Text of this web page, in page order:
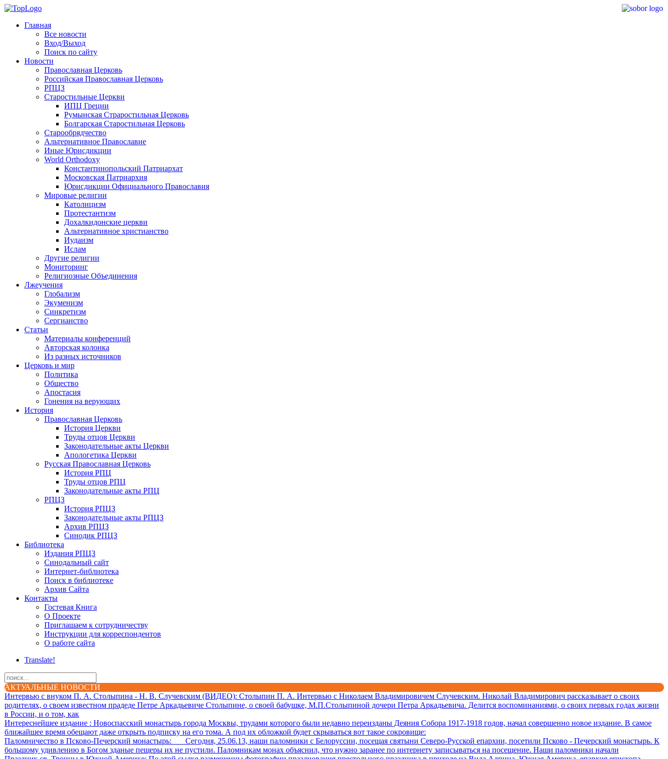
Главная
Все новости
Вход/Выход
Поиск по сайту
Новости
Православная Церковь
Российская Православная Церковь
РПЦЗ
Старостильные Церкви
ИПЦ Греции
Румынская Страростильная Церковь
Болгарская Старостильная Церковь
Старообрядчество
Альтернативное Православие
Иные Юрисдикции
World Orthodoxy
Константинопольский Патриархат
Московская Патриархия
Юрисдикции Официального Православия
Мировые религии
Католицизм
Протестантизм
Дохалкидонские церкви
Альтернативное христианство
Иудаизм
Ислам
Другие религии
Мониторинг
Религиозные Объединения
Лжеучения
Глобализм
Экуменизм
Синкретизм
Сергианство
Статьи
Материалы конференций
Авторская колонка
Из разных источников
Церковь и мир
Политика
Общество
Апостасия
Гонения на верующих
История
Православная Церковь
История Церкви
Труды отцов Церкви
Законодательные акты Церкви
Апологетика Церкви
Русская Православная Церковь
История РПЦ
Труды отцов РПЦ
Законодательные акты РПЦ
РПЦЗ
История РПЦЗ
Законодательные акты РПЦЗ
Архив РПЦЗ
Синодик РПЦЗ
Библиотека
Издания РПЦЗ
Синодальный сайт
Интернет-библиотека
Поиск в библиотеке
Архив Сайта
Контакты
Гостевая Книга
О Проекте
Приглашаем к сотрудничеству
Инструкции для корреспондентов
О работе сайта
Translate!
АКТУАЛЬНЫЕ НОВОСТИ
Интервью с внуком П. А. Столыпина - Н. В. Случевским (ВИДЕО): Столыпин П. А. Интервью с Николаем Владимировичем Случевским. Николай Владимирович рассказывает о своих
родителях, о своем известном прадеде Петре Аркадьевиче Столыпине, о своей бабушке, М.П.Столыпиной дочери Петра Аркадьевича. Делится воспоминаниями, о своих первых годах жизни
в России, и о том, как
Интереснейшее издание : Новоспасский монастырь города Москвы, трудами которого были недавно переизданы Деяния Собора 1917-1918 годов, начал совершенно новое издание. В самое
ближайшее время обещают даже открыть подписку на его тома. А под их обложкой будет скрываться вот такое сокровище:
Паломничество в Псково-Печерский монастырь: Сегодня, 25.06.13, наши паломники с Белоруссии, посещая святыни Северо-Русской епархии, посетили Псково - Печерский монастырь. К
большому удивлению в Богом зданые пещеры их не пустили. Паломникам монах объяснил, что нужно заранее по интернету записываться на посещение. Наши паломники начали